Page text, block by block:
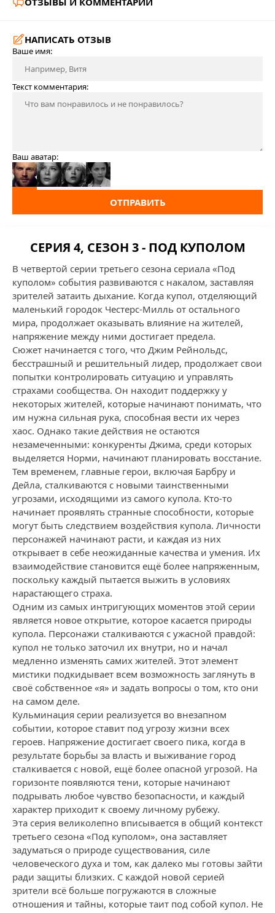
НАПИСАТЬ ОТЗЫВ
Ваше имя:
Текст комментария:
Ваш аватар:
ОТПРАВИТЬ
СЕРИЯ 4, СЕЗОН 3 - ПОД КУПОЛОМ
В четвертой серии третьего сезона сериала «Под
куполом» события развиваются с накалом, заставляя
зрителей затаить дыхание. Когда купол, отделяющий
маленький городок Честерс-Милль от остального
мира, продолжает оказывать влияние на жителей,
напряжение между ними достигает предела.
Сюжет начинается с того, что Джим Рейнольдс,
бесстрашный и решительный лидер, продолжает свои
попытки контролировать ситуацию и управлять
страхами сообщества. Он находит поддержку у
некоторых жителей, которые начинают понимать, что
им нужна сильная рука, способная вести их через
хаос. Однако такие действия не остаются
незамеченными: конкуренты Джима, среди которых
выделяется Норми, начинают планировать восстание.
Тем временем, главные герои, включая Барбру и
Дейла, сталкиваются с новыми таинственными
угрозами, исходящими из самого купола. Кто-то
начинает проявлять странные способности, которые
могут быть следствием воздействия купола. Личности
персонажей начинают расти, и каждая из них
открывает в себе неожиданные качества и умения. Их
взаимодействие становится ещё более напряженным,
поскольку каждый пытается выжить в условиях
нарастающего страха.
Одним из самых интригующих моментов этой серии
является новое открытие, которое касается природы
купола. Персонажи сталкиваются с ужасной правдой:
купол не только заточил их внутри, но и начал
медленно изменять самих жителей. Этот элемент
мистики подкидывает всем возможность заглянуть в
своё собственное «я» и задать вопросы о том, кто они
на самом деле.
Кульминация серии реализуется во внезапном
событии, которое ставит под угрозу жизни всех
героев. Напряжение достигает своего пика, когда в
результате борьбы за власть и выживание город
сталкивается с новой, ещё более опасной угрозой. На
горизонте появляются тени, которые начинают
подрывать любое чувство безопасности, и каждый
характер приходит к своему личному рубежу.
Эта серия великолепно вписывается в общий контекст
третьего сезона «Под куполом», она заставляет
задуматься о природе существования, силе
человеческого духа и том, как далеко мы готовы зайти
ради защиты близких. С каждой новой серией
зрители всё больше погружаются в сложные
отношения и тайны, которые таит под собой купол. Не